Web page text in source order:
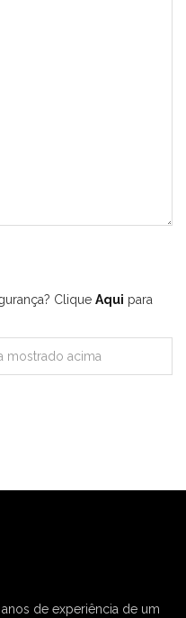
Clique Aqui para
de experiência de um